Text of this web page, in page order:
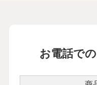
お電話で